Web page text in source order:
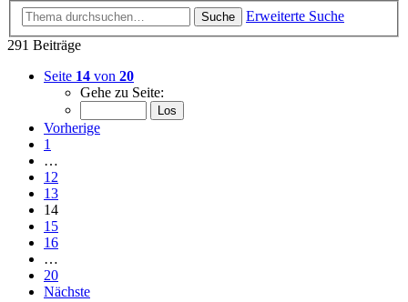
Suche
Erweiterte Suche
291 Beiträge
Seite 14 von 20
Gehe zu Seite:
Vorherige
1
…
12
13
14
15
16
…
20
Nächste